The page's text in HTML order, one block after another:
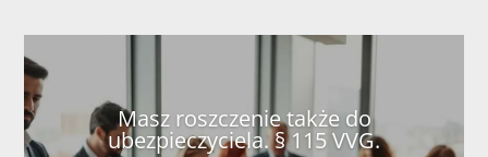
Masz roszczenie także do
ubezpieczyciela. § 115 VVG.